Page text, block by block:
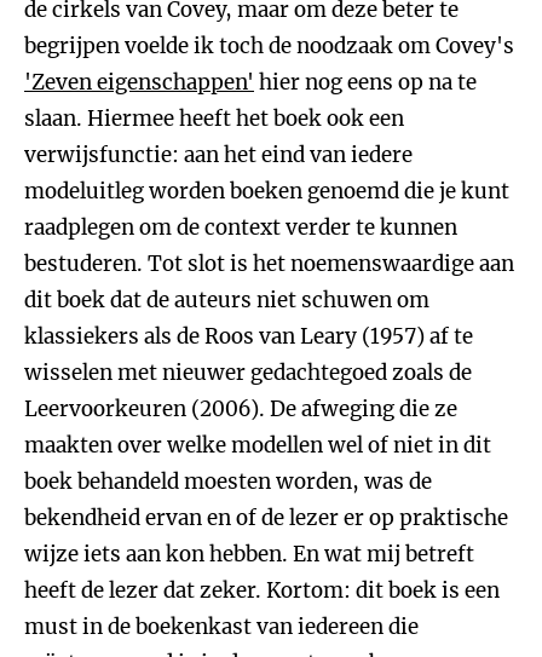
de cirkels van Covey, maar om deze beter te
begrijpen voelde ik toch de noodzaak om Covey's
'Zeven eigenschappen' hier nog eens op na te
slaan. Hiermee heeft het boek ook een
verwijsfunctie: aan het eind van iedere
modeluitleg worden boeken genoemd die je kunt
raadplegen om de context verder te kunnen
bestuderen. Tot slot is het noemenswaardige aan
dit boek dat de auteurs niet schuwen om
klassiekers als de Roos van Leary (1957) af te
wisselen met nieuwer gedachtegoed zoals de
Leervoorkeuren (2006). De afweging die ze
maakten over welke modellen wel of niet in dit
boek behandeld moesten worden, was de
bekendheid ervan en of de lezer er op praktische
wijze iets aan kon hebben. En wat mij betreft
heeft de lezer dat zeker. Kortom: dit boek is een
must in de boekenkast van iedereen die